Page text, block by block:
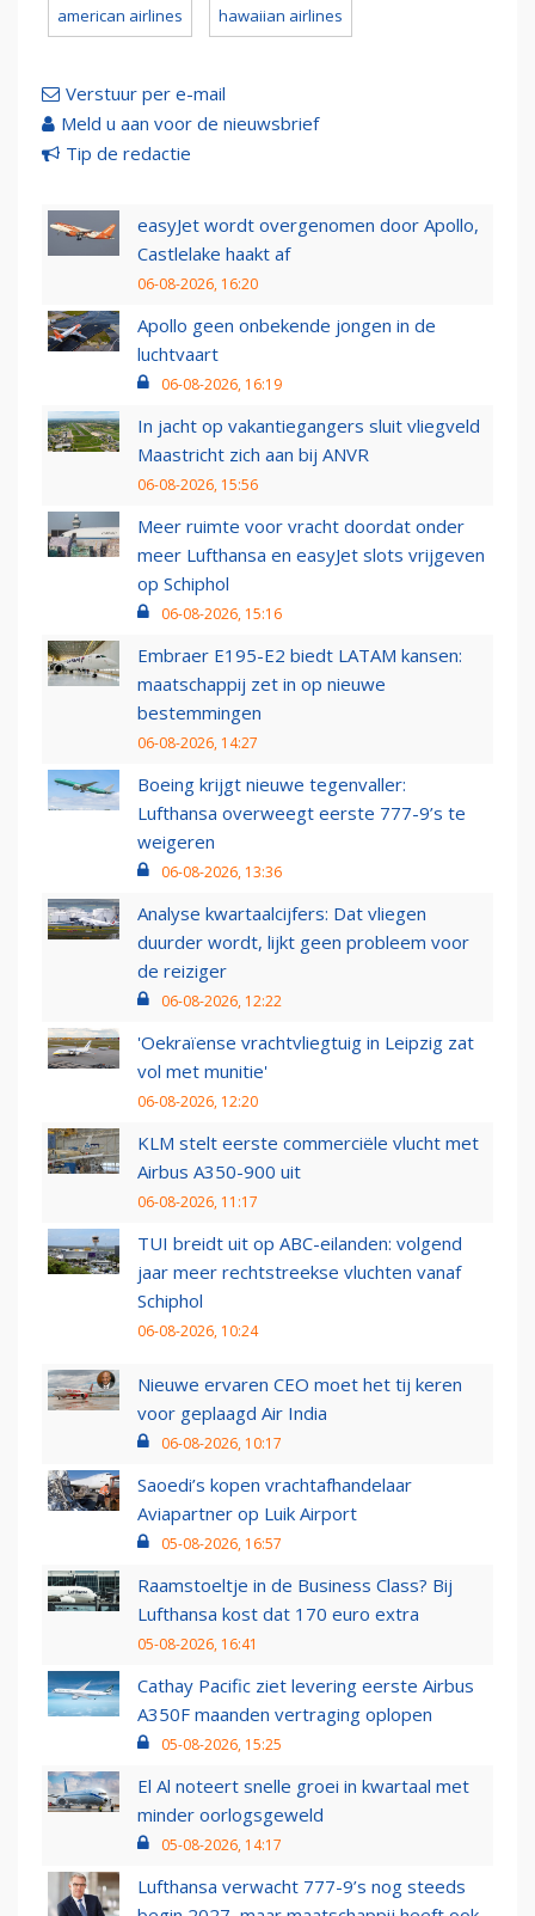
american airlines hawaiian airlines
Verstuur per e-mail
Meld u aan voor de nieuwsbrief
Tip de redactie
easyJet wordt overgenomen door Apollo,
Castlelake haakt af
06-08-2026, 16:20
Apollo geen onbekende jongen in de
luchtvaart
06-08-2026, 16:19
In jacht op vakantiegangers sluit vliegveld
Maastricht zich aan bij ANVR
06-08-2026, 15:56
Meer ruimte voor vracht doordat onder
meer Lufthansa en easyJet slots vrijgeven
op Schiphol
06-08-2026, 15:16
Embraer E195-E2 biedt LATAM kansen:
maatschappij zet in op nieuwe
bestemmingen
06-08-2026, 14:27
Boeing krijgt nieuwe tegenvaller:
Lufthansa overweegt eerste 777-9’s te
weigeren
06-08-2026, 13:36
Analyse kwartaalcijfers: Dat vliegen
duurder wordt, lijkt geen probleem voor
de reiziger
06-08-2026, 12:22
'Oekraïense vrachtvliegtuig in Leipzig zat
vol met munitie'
06-08-2026, 12:20
KLM stelt eerste commerciële vlucht met
Airbus A350-900 uit
06-08-2026, 11:17
TUI breidt uit op ABC-eilanden: volgend
jaar meer rechtstreekse vluchten vanaf
Schiphol
06-08-2026, 10:24
Nieuwe ervaren CEO moet het tij keren
voor geplaagd Air India
06-08-2026, 10:17
Saoedi’s kopen vrachtafhandelaar
Aviapartner op Luik Airport
05-08-2026, 16:57
Raamstoeltje in de Business Class? Bij
Lufthansa kost dat 170 euro extra
05-08-2026, 16:41
Cathay Pacific ziet levering eerste Airbus
A350F maanden vertraging oplopen
05-08-2026, 15:25
El Al noteert snelle groei in kwartaal met
minder oorlogsgeweld
05-08-2026, 14:17
Lufthansa verwacht 777-9’s nog steeds